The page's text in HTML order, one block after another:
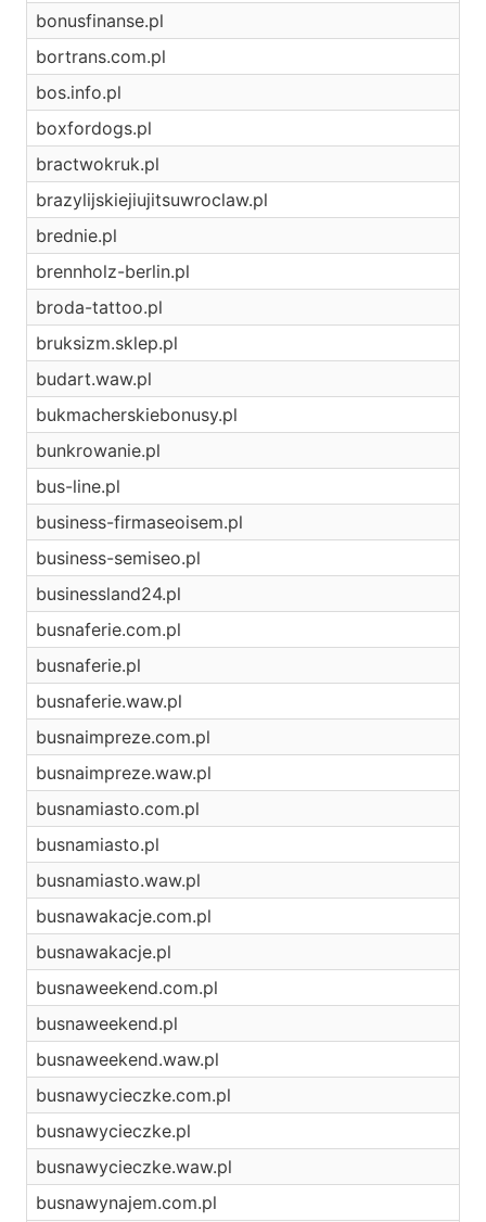
bonusfinanse.pl
bortrans.com.pl
bos.info.pl
boxfordogs.pl
bractwokruk.pl
brazylijskiejiujitsuwroclaw.pl
brednie.pl
brennholz-berlin.pl
broda-tattoo.pl
bruksizm.sklep.pl
budart.waw.pl
bukmacherskiebonusy.pl
bunkrowanie.pl
bus-line.pl
business-firmaseoisem.pl
business-semiseo.pl
businessland24.pl
busnaferie.com.pl
busnaferie.pl
busnaferie.waw.pl
busnaimpreze.com.pl
busnaimpreze.waw.pl
busnamiasto.com.pl
busnamiasto.pl
busnamiasto.waw.pl
busnawakacje.com.pl
busnawakacje.pl
busnaweekend.com.pl
busnaweekend.pl
busnaweekend.waw.pl
busnawycieczke.com.pl
busnawycieczke.pl
busnawycieczke.waw.pl
busnawynajem.com.pl